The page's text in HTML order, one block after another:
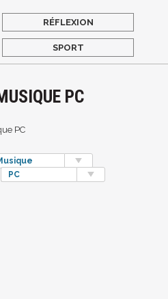
RÉFLEXION
SPORT
PC
PC
PC